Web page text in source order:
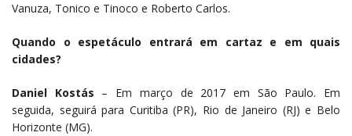
Vanuza, Tonico e Tinoco e Roberto Carlos.
Quando o espetáculo entrará em cartaz e em quais
cidades?
Daniel Kostás –
Em março de 2017 em São Paulo. Em
seguida, seguirá para Curitiba (PR), Rio de Janeiro (RJ) e Belo
Horizonte (MG).